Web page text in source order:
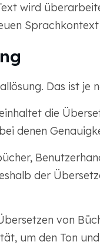
wird
Das ist je
die
denen
der
von
um den Ton